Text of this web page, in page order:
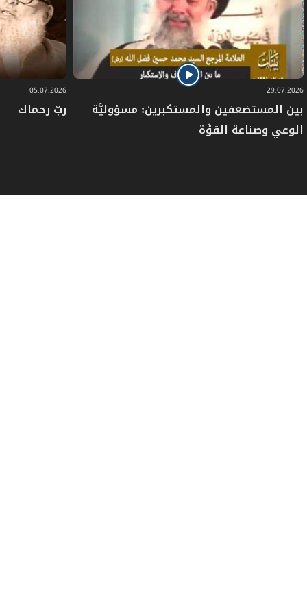
وليسجدوا لله وحده، لا يركعون إلاّ لله، ولا
يسجدون لأيّة قوّة، اجعل بيتي طاهراً لهؤلاء،
ثمّ بعد أن تكمل بناء البيت وترسي قواعده
وتطهّر أجواءه، عند ذلك{وَأَذِّن فِي النَّاسِ
بِالْحَجِّ}، ارفع الأذان ـــ كناية عن النداء ـــ ارفع
حولك، لأنَّ صوتك لا يبلغ مدىً واسعاً، ولكن
29.07.2026
بين المستضعفين والمستكبرين: مسؤوليَّة
الوعي وصناعة القوَّة
05.07.2026
ربّ رحماك